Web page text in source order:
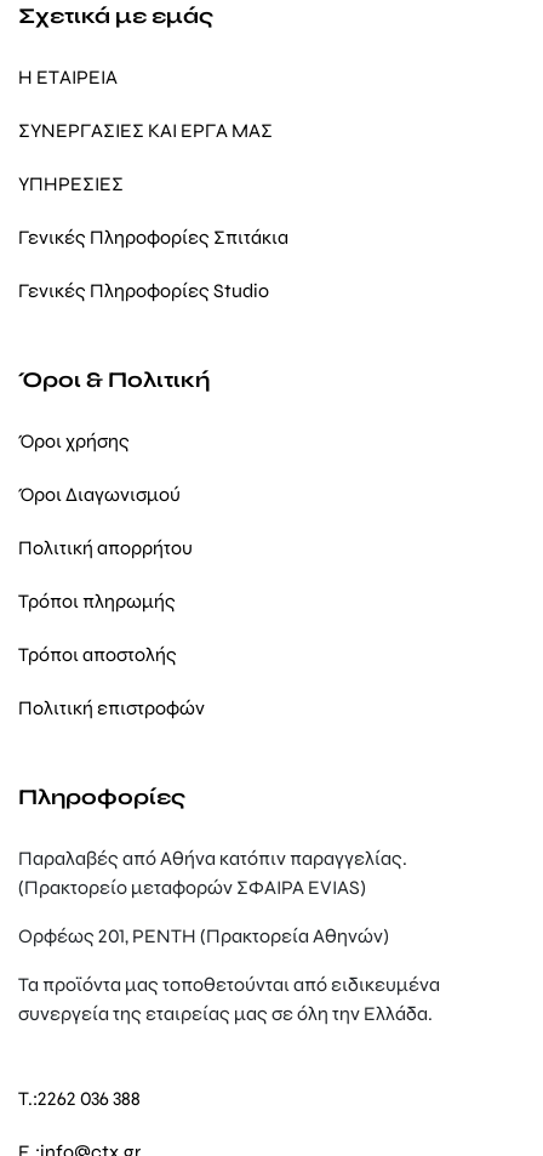
Σχετικά με εμάς
Η ΕΤΑΙΡΕΙΑ
ΣΥΝΕΡΓΑΣΙΕΣ ΚΑΙ ΕΡΓΑ ΜΑΣ
ΥΠΗΡΕΣΙΕΣ
Γενικές Πληροφορίες Σπιτάκια
Γενικές Πληροφορίες Studio
Όροι & Πολιτική
Όροι χρήσης
Όροι Διαγωνισμού
Πολιτική απορρήτου
Τρόποι πληρωμής
Τρόποι αποστολής
Πολιτική επιστροφών
Πληροφορίες
Παραλαβές από Αθήνα κατόπιν παραγγελίας.
(Πρακτορείο μεταφορών ΣΦΑΙΡΑ EVIAS)
Ορφέως 201, ΡΕΝΤΗ (Πρακτορεία Αθηνών)
Τα προϊόντα μας τοποθετούνται από ειδικευμένα
συνεργεία της εταιρείας μας σε όλη την Ελλάδα.
T.:2262 036 388